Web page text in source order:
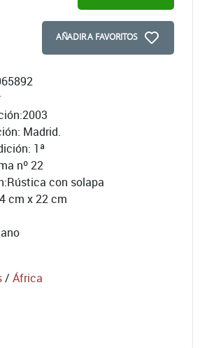
AÑADIR A FAVORITOS
2003
Madrid.
1ª
nº 22
Rústica con solapa
cm x 22 cm
/ África